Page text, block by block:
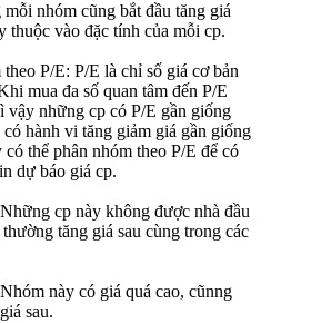
nhóm cũng bắt đầu tăng giá
thuộc vào đặc tính của mỗi cp.
theo P/E: P/E là chỉ số giá cơ bản
mua đa số quan tâm đến P/E
vậy những cp có P/E gần giống
hành vi tăng giảm giá gần giống
thể phân nhóm theo P/E để có
dự báo giá cp.
Những cp này không được nhà đầu
tăng giá sau cùng trong các
Nhóm này có giá quá cao, cũnng
sau.